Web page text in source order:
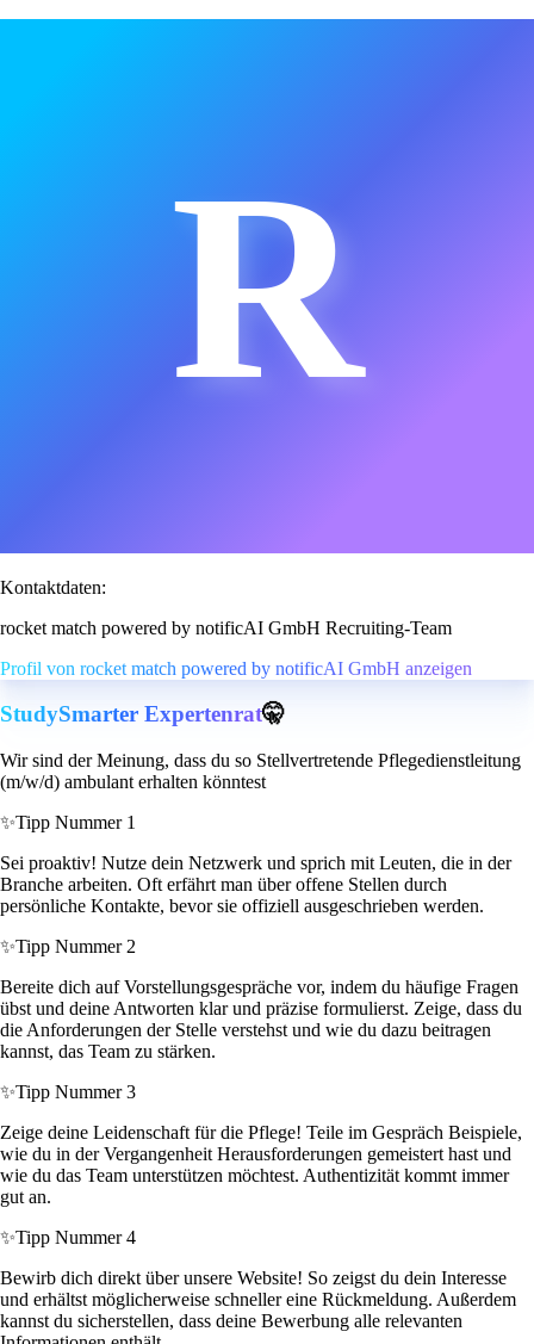
R
Kontaktdaten:
rocket match powered by notificAI GmbH Recruiting-Team
Profil von rocket match powered by notificAI GmbH anzeigen
StudySmarter Expertenrat🤫
Wir sind der Meinung, dass du so Stellvertretende Pflegedienstleitung
(m/w/d) ambulant erhalten könntest
✨Tipp Nummer 1
Sei proaktiv! Nutze dein Netzwerk und sprich mit Leuten, die in der
Branche arbeiten. Oft erfährt man über offene Stellen durch
persönliche Kontakte, bevor sie offiziell ausgeschrieben werden.
✨Tipp Nummer 2
Bereite dich auf Vorstellungsgespräche vor, indem du häufige Fragen
übst und deine Antworten klar und präzise formulierst. Zeige, dass du
die Anforderungen der Stelle verstehst und wie du dazu beitragen
kannst, das Team zu stärken.
✨Tipp Nummer 3
Zeige deine Leidenschaft für die Pflege! Teile im Gespräch Beispiele,
wie du in der Vergangenheit Herausforderungen gemeistert hast und
wie du das Team unterstützen möchtest. Authentizität kommt immer
gut an.
✨Tipp Nummer 4
Bewirb dich direkt über unsere Website! So zeigst du dein Interesse
und erhältst möglicherweise schneller eine Rückmeldung. Außerdem
kannst du sicherstellen, dass deine Bewerbung alle relevanten